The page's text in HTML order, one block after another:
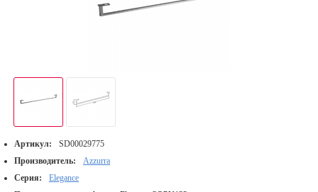
Артикул:
SD00029775
Производитель:
Azzurra
Серия:
Elegance